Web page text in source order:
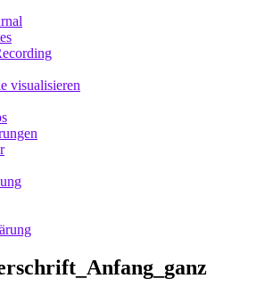
visualisieren